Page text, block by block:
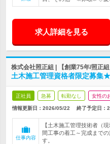
求人詳細を見る
株式会社照正組 | 【創業75年/照正
土木施工管理資格者限定募集
正社員 急募 転勤なし 女性の
情報更新日：2026/05/22 終了予定日：
仕事内容
【土木施工管理技術者（
間工事の着工～完成まで
す。